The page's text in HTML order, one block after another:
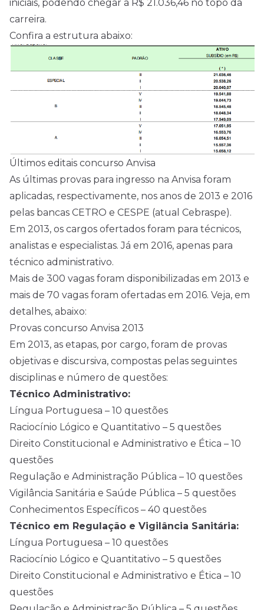
iniciais, podendo chegar a R$ 21.036,46 no topo da
carreira.
Confira a estrutura abaixo:
Últimos editais concurso Anvisa
As últimas provas para ingresso na Anvisa foram
aplicadas, respectivamente, nos anos de 2013 e 2016
pelas bancas CETRO e CESPE (atual Cebraspe).
Em 2013, os cargos ofertados foram para técnicos,
analistas e especialistas. Já em 2016, apenas para
técnico administrativo.
Mais de 300 vagas foram disponibilizadas em 2013 e
mais de 70 vagas foram ofertadas em 2016. Veja, em
detalhes, abaixo:
Provas concurso Anvisa 2013
Em 2013, as etapas, por cargo, foram de provas
objetivas e discursiva, compostas pelas seguintes
disciplinas e número de questões:
Técnico Administrativo:
Língua Portuguesa – 10 questões
Raciocínio Lógico e Quantitativo – 5 questões
Direito Constitucional e Administrativo e Ética – 10
questões
Regulação e Administração Pública – 10 questões
Vigilância Sanitária e Saúde Pública – 5 questões
Conhecimentos Específicos – 40 questões
Técnico em Regulação e Vigilância Sanitária:
Língua Portuguesa – 10 questões
Raciocínio Lógico e Quantitativo – 5 questões
Direito Constitucional e Administrativo e Ética – 10
questões